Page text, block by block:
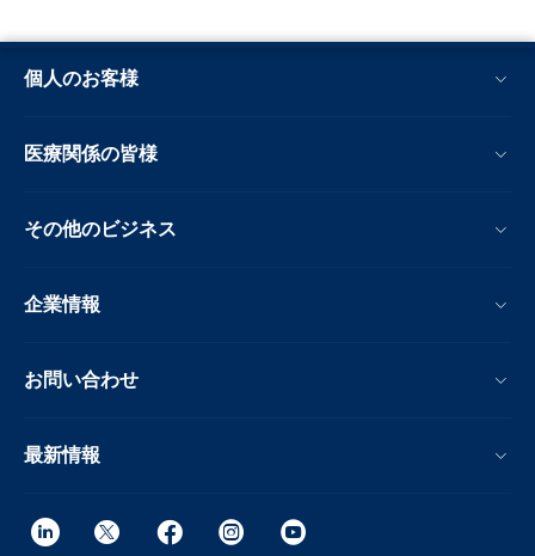
個人のお客様
医療関係の皆様
その他のビジネス
企業情報
お問い合わせ
最新情報